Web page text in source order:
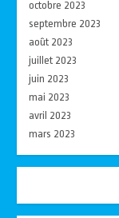
octobre 2023
septembre 2023
août 2023
juillet 2023
juin 2023
mai 2023
avril 2023
mars 2023